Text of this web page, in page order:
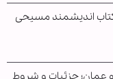
اندیشمند مسیحی